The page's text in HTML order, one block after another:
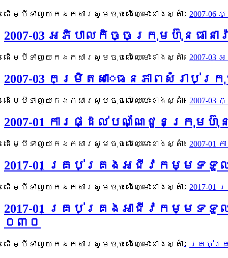
ដើម្បីទាញយកឯកសារសូមចុចលើឈ្មោះខាងស្តាំ៖ 2007-
2007-03 អភិបាលកិច្ចក្រុមហ៊ុនធាន
ដើម្បីទាញយកឯកសារសូមចុចលើឈ្មោះខាងស្តាំ៖ 2007-
2007-03 កម្រិតសាេធនភាពសំរាប់
ដើម្បីទាញយកឯកសារសូមចុចលើឈ្មោះខាងស្តាំ៖ 2007-
2007-01 ការផ្ដល់បណ័្ណជូនក្រុមហ៊ុ
ដើម្បីទាញយកឯកសារសូមចុចលើឈ្មោះខាងស្តាំ៖ 2007-
2017-01 គ្រប់គ្រងអជីវកម្មទទួល
ដើម្បីទាញយកឯកសារសូមចុចលើឈ្មោះខាងស្តាំ៖ 2017-
2017-01 គ្រប់គ្រងអាជីវកម្មទទួ
០៣០
ដើម្បីទាញយកឯកសារសូមចុចលើឈ្មោះខាងស្តាំ៖ គ្រប់គ្រ